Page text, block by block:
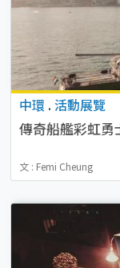
中環 . 活動展覽
傳奇船艦彩虹勇
文 : Femi Cheung